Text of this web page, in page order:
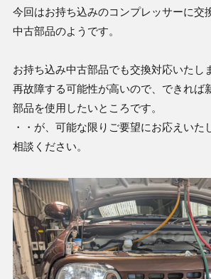
今回はお持ち込みのコンプレッサーに交
中古部品のようです。
お持ち込み中古部品でも交換対応いたし
再故障する可能性が高いので、できれば
部品を使用したいところです。
・・が、可能な限りご要望にお応えいた
相談ください。